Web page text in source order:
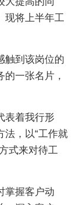
现将上半年工
触到该岗位的
一张名片，
表着我行形
法，以“工作就
式来对待工
掌握客户动